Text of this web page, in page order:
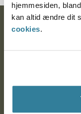
hjemmesiden,
kan altid ændre dit
cookies.
Ankestyrelsen
Postadresse: